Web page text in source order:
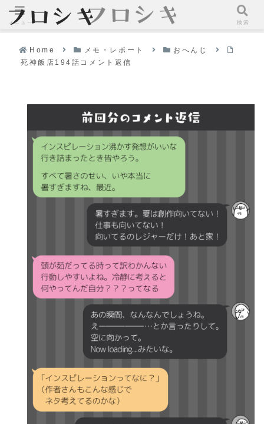
Home メモ・レポート
おへんじ
死神飯店194話コメント返信
メニュー 検索